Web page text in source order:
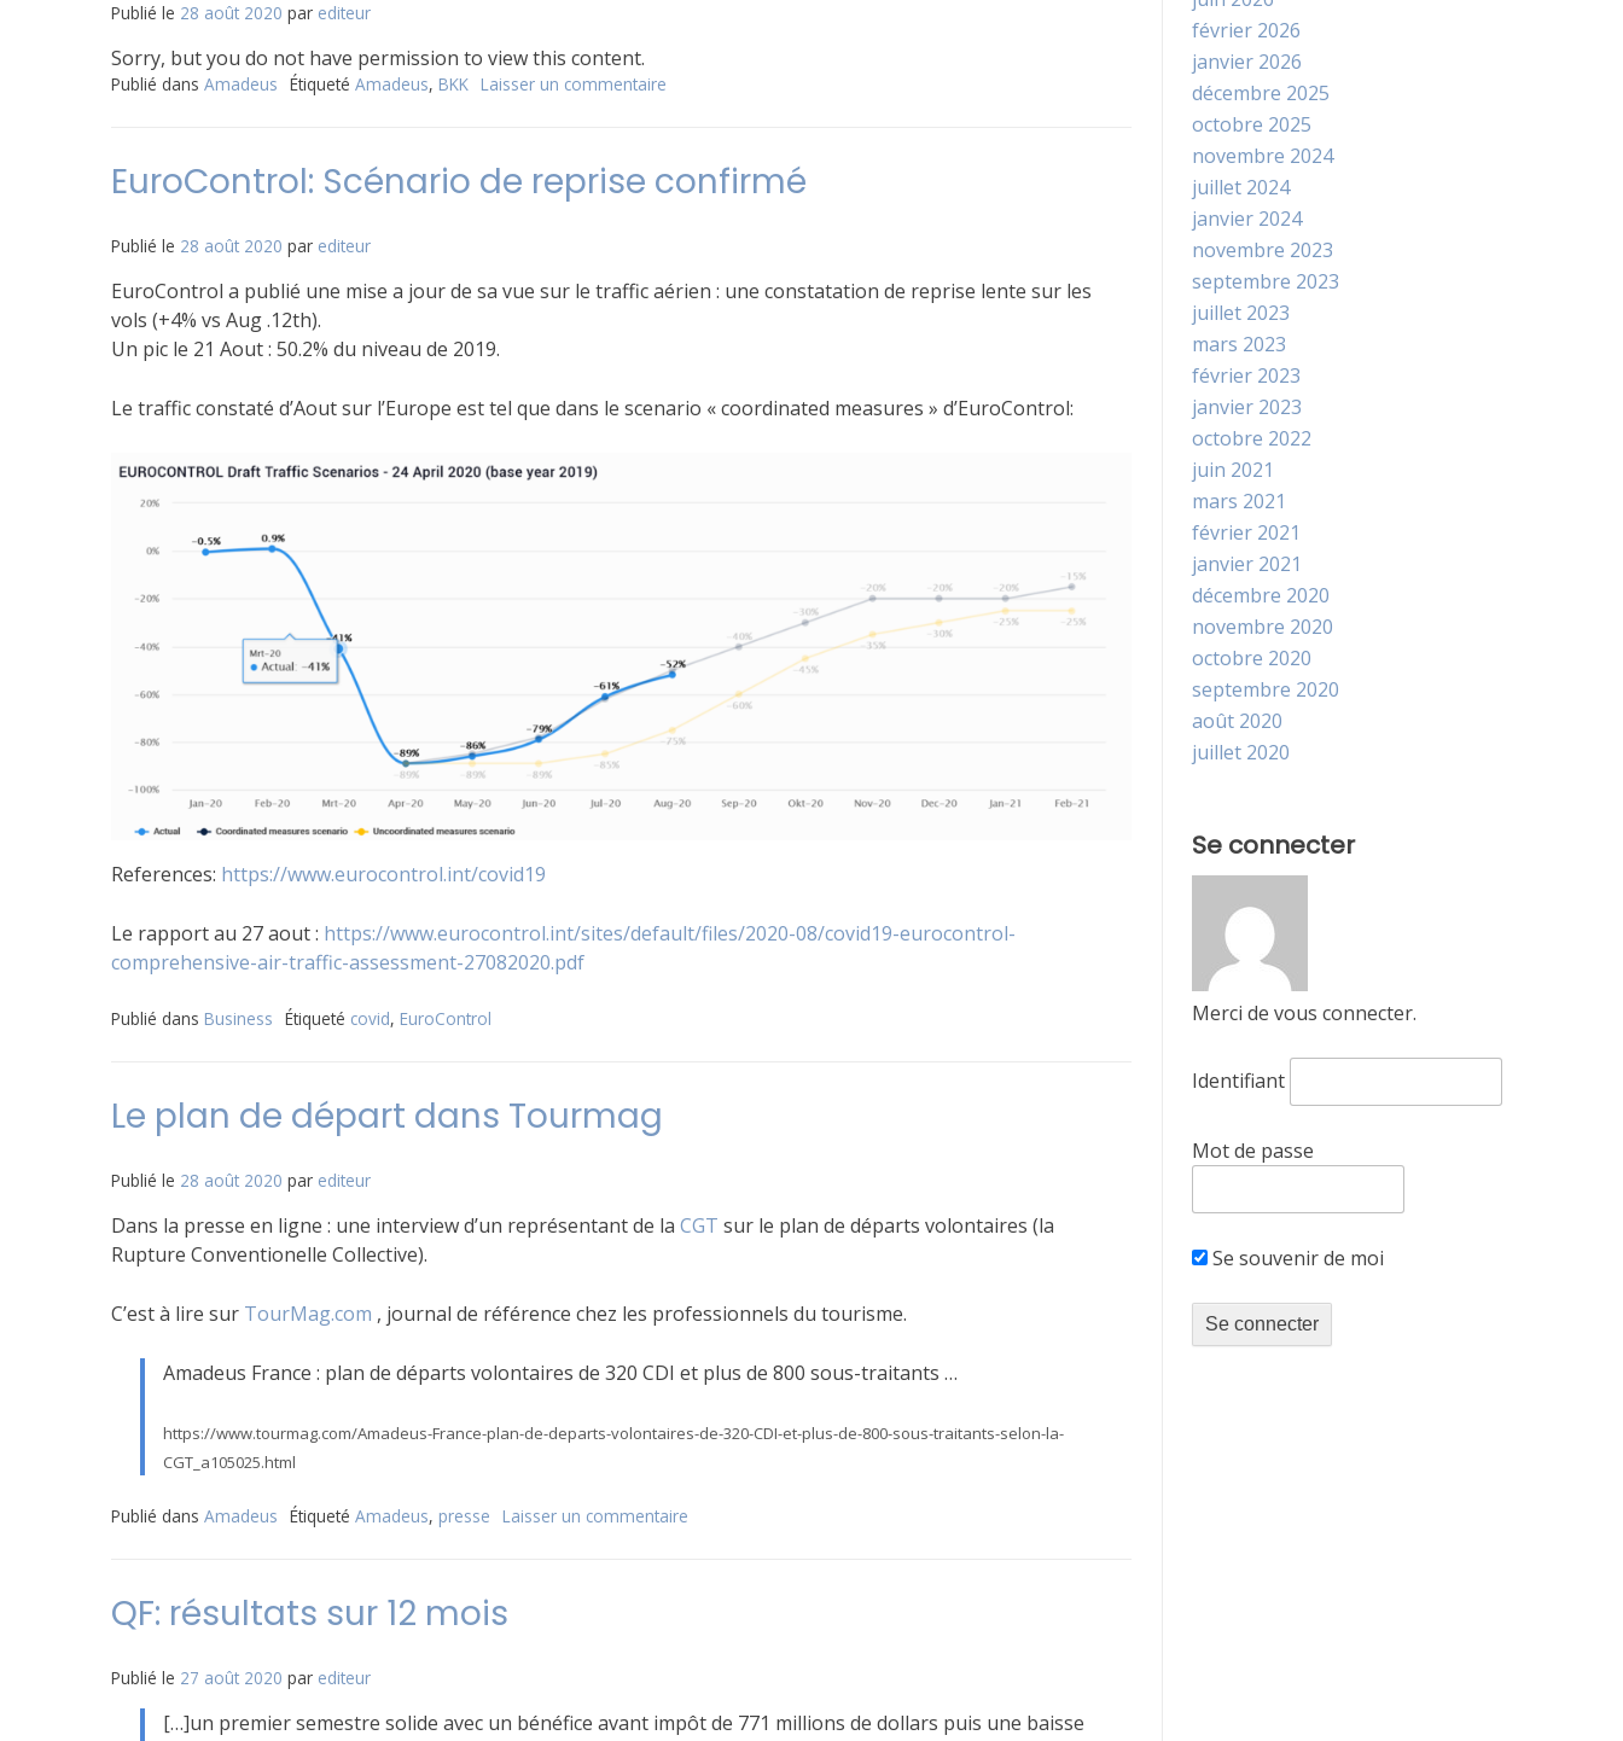
Publié le 28 août 2020 par editeur
Sorry, but you do not have permission to view this content.
Publié dans Amadeus Étiqueté Amadeus, BKK Laisser un commentaire
EuroControl: Scénario de reprise confirmé
Publié le 28 août 2020 par editeur
EuroControl a publié une mise a jour de sa vue sur le traffic aérien : une constatation de reprise lente sur les
vols (+4% vs Aug .12th).
Un pic le 21 Aout : 50.2% du niveau de 2019.
Le traffic constaté d’Aout sur l’Europe est tel que dans le scenario « coordinated measures » d’EuroControl:
References: https://www.eurocontrol.int/covid19
Le rapport au 27 aout : https://www.eurocontrol.int/sites/default/files/2020-08/covid19-eurocontrol-
comprehensive-air-traffic-assessment-27082020.pdf
Publié dans Business Étiqueté covid, EuroControl
Le plan de départ dans Tourmag
Publié le 28 août 2020 par editeur
Dans la presse en ligne : une interview d’un représentant de la CGT sur le plan de départs volontaires (la
Rupture Conventionelle Collective).
C’est à lire sur TourMag.com , journal de référence chez les professionnels du tourisme.
Amadeus France : plan de départs volontaires de 320 CDI et plus de 800 sous-traitants …
https://www.tourmag.com/Amadeus-France-plan-de-departs-volontaires-de-320-CDI-et-plus-de-800-sous-traitants-selon-la-
CGT_a105025.html
Publié dans Amadeus Étiqueté Amadeus, presse Laisser un commentaire
QF: résultats sur 12 mois
Publié le 27 août 2020 par editeur
[…]un premier semestre solide avec un bénéfice avant impôt de 771 millions de dollars puis une baisse
février 2026
janvier 2026
décembre 2025
octobre 2025
novembre 2024
juillet 2024
janvier 2024
novembre 2023
septembre 2023
juillet 2023
mars 2023
février 2023
janvier 2023
octobre 2022
juin 2021
mars 2021
février 2021
janvier 2021
décembre 2020
novembre 2020
octobre 2020
septembre 2020
août 2020
juillet 2020
Se connecter
Merci de vous connecter.
Identifiant
Mot de passe
Se souvenir de moi